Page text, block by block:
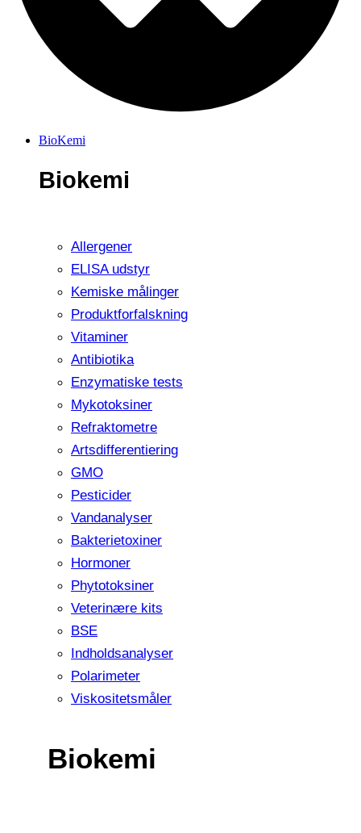
BioKemi
Biokemi
Allergener
ELISA udstyr
Kemiske målinger
Produktforfalskning
Vitaminer
Antibiotika
Enzymatiske tests
Mykotoksiner
Refraktometre
Artsdifferentiering
GMO
Pesticider
Vandanalyser
Bakterietoxiner
Hormoner
Phytotoksiner
Veterinære kits
BSE
Indholdsanalyser
Polarimeter
Viskositetsmåler
Biokemi